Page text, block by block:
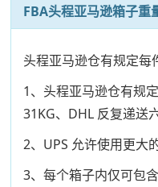
FBA头程亚马逊箱子重
头程亚马逊仓有规定每
1、头程亚马逊仓有规
31KG、DHL 反复递送
2、UPS 允许使用更大
3、每个箱子内仅可包